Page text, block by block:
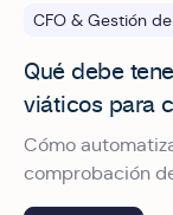
CFO & Gestión
Qué debe
viáticos para
Cómo
comprobación
deducciones.